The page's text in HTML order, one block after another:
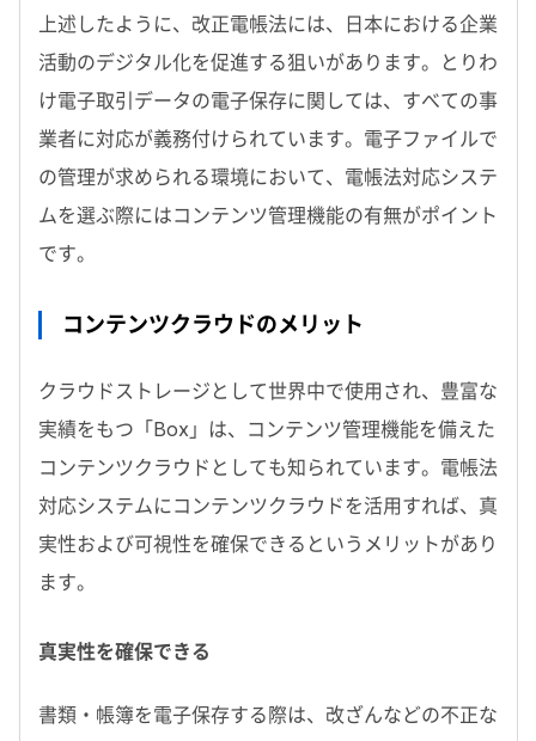
上述したように、改正電帳法には、日本における企業
活動のデジタル化を促進する狙いがあります。とりわ
け電子取引データの電子保存に関しては、すべての事
業者に対応が義務付けられています。電子ファイルで
の管理が求められる環境において、電帳法対応システ
ムを選ぶ際にはコンテンツ管理機能の有無がポイント
です。
コンテンツクラウドのメリット
クラウドストレージとして世界中で使用され、豊富な
実績をもつ「Box」は、コンテンツ管理機能を備えた
コンテンツクラウドとしても知られています。電帳法
対応システムにコンテンツクラウドを活用すれば、真
実性および可視性を確保できるというメリットがあり
ます。
真実性を確保できる
書類・帳簿を電子保存する際は、改ざんなどの不正な